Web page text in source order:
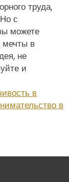
труда,
с
можете
мечты в
не
и
в
в